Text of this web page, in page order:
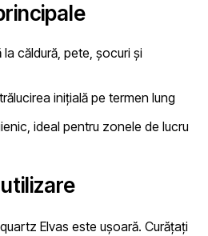
la căldură, pete, șocuri și
inițială pe termen lung
, ideal pentru zonele de lucru
Elvas este ușoară. Curățați